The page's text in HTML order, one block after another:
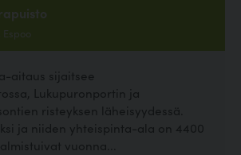
Espoo
aitaus sijaitsee
Lukupuronportin ja
risteyksen läheisyydessä.
ja niiden yhteispinta-ala on 4400
vuonna...